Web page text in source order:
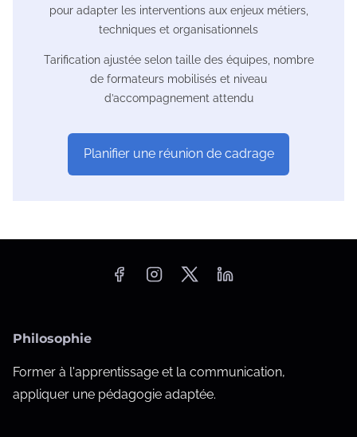
pour adapter les interventions aux enjeux métiers,
techniques et organisationnels
Tarification ajustée selon taille des équipes, nombre
de formateurs mobilisés et niveau
d’accompagnement attendu
Planifier une réunion de cadrage
Philosophie
Former à l'apprentissage et la communication,
appliquer une pédagogie adaptée.